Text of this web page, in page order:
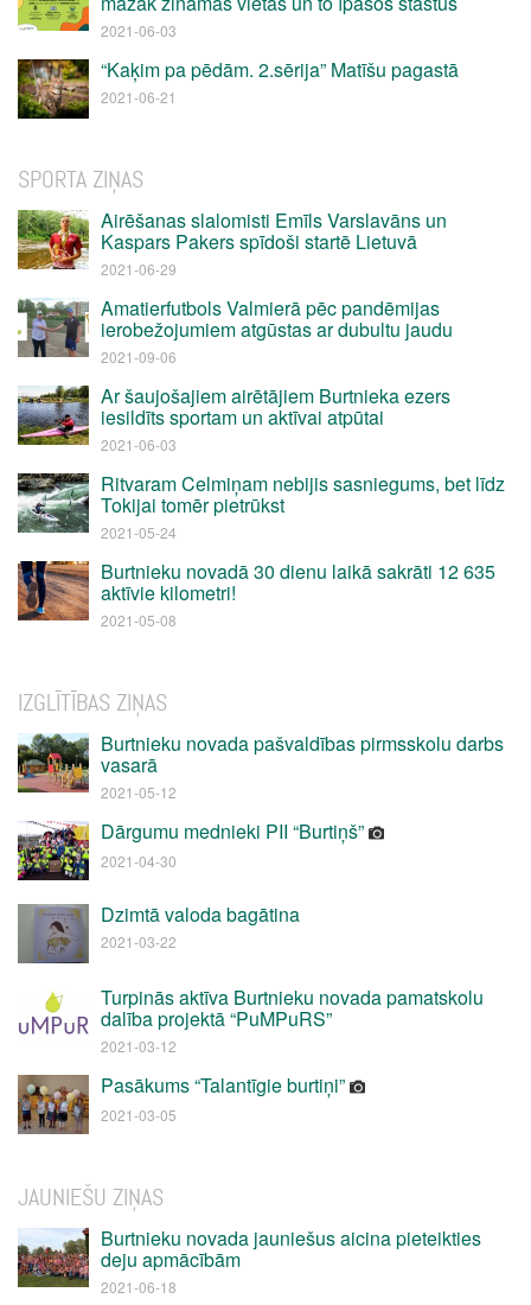
2021-06-03
“Kaķim pa pēdām. 2.sērija” Matīšu pagastā
2021-06-21
SPORTA ZIŅAS
Airēšanas slalomisti Emīls Varslavāns un
Kaspars Pakers spīdoši startē Lietuvā
2021-06-29
Amatierfutbols Valmierā pēc pandēmijas
ierobežojumiem atgūstas ar dubultu jaudu
2021-09-06
Ar šaujošajiem airētājiem Burtnieka ezers
iesildīts sportam un aktīvai atpūtai
2021-06-03
Ritvaram Celmiņam nebijis sasniegums, bet līdz
Tokijai tomēr pietrūkst
2021-05-24
Burtnieku novadā 30 dienu laikā sakrāti 12 635
aktīvie kilometri!
2021-05-08
IZGLĪTĪBAS ZIŅAS
Burtnieku novada pašvaldības pirmsskolu darbs
vasarā
2021-05-12
Dārgumu mednieki PII “Burtiņš”
2021-04-30
Dzimtā valoda bagātina
2021-03-22
Turpinās aktīva Burtnieku novada pamatskolu
dalība projektā “PuMPuRS”
2021-03-12
Pasākums “Talantīgie burtiņi”
2021-03-05
JAUNIEŠU ZIŅAS
Burtnieku novada jauniešus aicina pieteikties
deju apmācībām
2021-06-18